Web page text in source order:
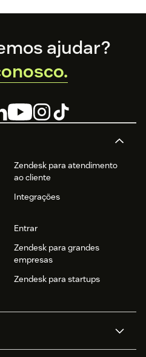
Zendesk para atendimento
ao cliente
Integrações
Entrar
Zendesk para grandes
empresas
Zendesk para startups
ajudar?